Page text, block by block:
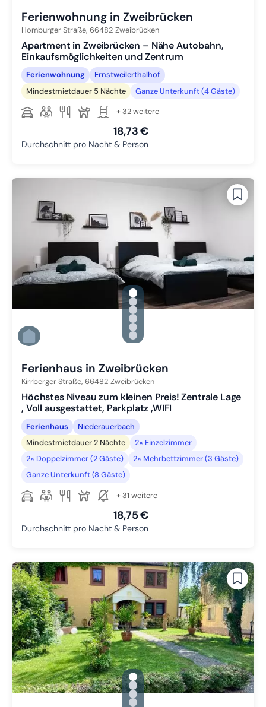
Ferienwohnung in Zweibrücken
Homburger Straße, 66482 Zweibrücken
Apartment in Zweibrücken – Nähe Autobahn,
Einkaufsmöglichkeiten und Zentrum
Ferienwohnung
Ernstweilerthalhof
Mindestmietdauer 5 Nächte
Ganze Unterkunft (4 Gäste)
+ 32 weitere
18,73 €
Durchschnitt pro Nacht & Person
gallery.slide_selector
Zu Slide 1 wechseln
Zu Slide 2 wechseln
Zu Slide 3 wechseln
Zu Slide 4 wechseln
Zu Slide 5 wechseln
Zu Slide 6 wechseln
Ferienhaus in Zweibrücken
Kirrberger Straße, 66482 Zweibrücken
Höchstes Niveau zum kleinen Preis! Zentrale Lage
, Voll ausgestattet, Parkplatz ,WIFI
Ferienhaus
Niederauerbach
Mindestmietdauer 2 Nächte
2× Einzelzimmer
2× Doppelzimmer (2 Gäste)
2× Mehrbettzimmer (3 Gäste)
Ganze Unterkunft (8 Gäste)
+ 31 weitere
18,75 €
Durchschnitt pro Nacht & Person
gallery.slide_selector
Zu Slide 1 wechseln
Zu Slide 2 wechseln
Zu Slide 3 wechseln